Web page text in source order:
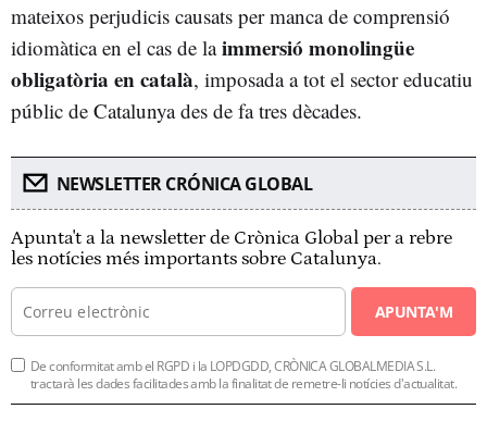
mateixos perjudicis causats per manca de comprensió
idiomàtica en el cas de laimmersió monolingüe
obligatòria en català, imposada a tot el sector educatiu
públic de Catalunya des de fa tres dècades.
NEWSLETTER CRÓNICA GLOBAL
Apunta't a la newsletter de Crònica Global per a rebre
les notícies més importants sobre Catalunya.
APUNTA'M
De conformitat amb el RGPD i la LOPDGDD, CRÒNICA GLOBALMEDIA S.L.
tractarà les dades facilitades amb la finalitat de remetre-li notícies d'actualitat.